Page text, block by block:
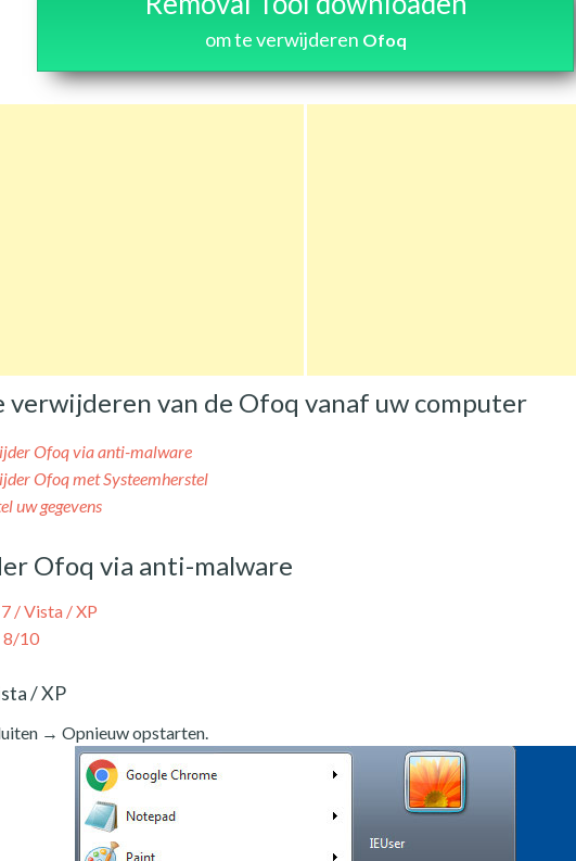
om te verwijderen Ofoq
verwijderen van de Ofoq vanaf uw computer
Ofoq via anti-malware
Ofoq met Systeemherstel
uw gegevens
Ofoq via anti-malware
/ Vista / XP
8/10
/ XP
→ Opnieuw opstarten.